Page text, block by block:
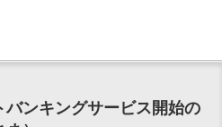
ンキングサービス開始の